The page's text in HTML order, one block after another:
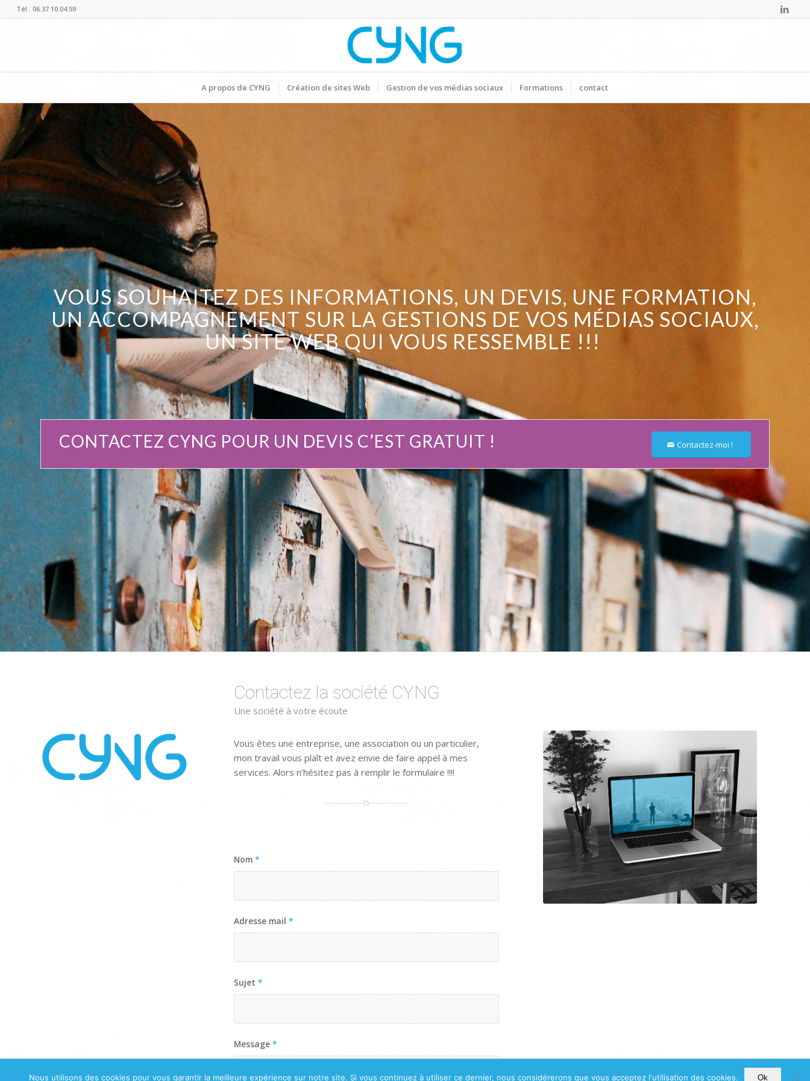
Tél : 06.37.10.04.59
A propos de CYNG Création de sites Web Gestion de vos médias sociaux Formations contact
VOUS SOUHAITEZ DES INFORMATIONS, UN DEVIS, UNE FORMATION,
UN ACCOMPAGNEMENT SUR LA GESTIONS DE VOS MÉDIAS SOCIAUX,
UNSITE WEBQUI VOUS RESSEMBLE !!!
CONTACTEZ CYNG POUR UN DEVIS C’EST GRATUIT ! Contactez-moi !
Contactez la société CYNG
Une société à votre écoute
Vous êtes une entreprise, une association ou un particulier,
mon travail vous plaît et avez envie de faire appel à mes
services. Alors n’hésitez pas à remplir le formulaire !!!!
Nom *
Adresse mail *
Sujet *
Message *
Nous utilisons des cookies pour vous garantir la meilleure expérience sur notre site. Si vous continuez à utiliser ce dernier, nous considérerons que vous acceptez l'utilisation des cookies. Ok